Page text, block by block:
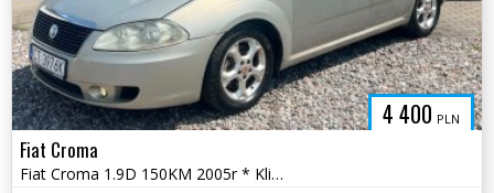
4 400 PLN
Fiat Croma
Fiat Croma 1.9D 150KM 2005r * Klimatyzacja Elektryka szyb * Bydgoszcz